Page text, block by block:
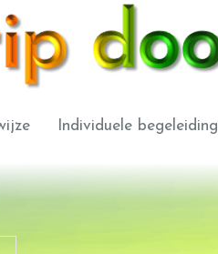
Individuele begeleiding